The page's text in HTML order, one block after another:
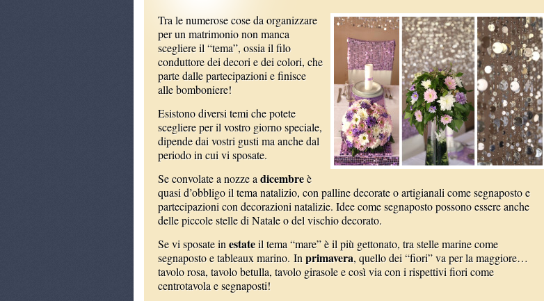
Tra le numerose cose da organizzare
per un matrimonio non manca
scegliere il “tema”, ossia il filo
conduttore dei decori e dei colori, che
parte dalle partecipazioni e finisce
alle bomboniere!
Esistono diversi temi che potete
scegliere per il vostro giorno speciale,
dipende dai vostri gusti ma anche dal
periodo in cui vi sposate.
Se convolate a nozze adicembreè
quasi d’obbligo il tema natalizio, con palline decorate o artigianali come segnaposto e
partecipazioni con decorazioni natalizie. Idee come segnaposto possono essere anche
delle piccole stelle di Natale o del vischio decorato.
Se vi sposate inestateil tema “mare” è il più gettonato, tra stelle marine come
segnaposto e tableaux marino. Inprimavera, quello dei “fiori” va per la maggiore…
tavolo rosa, tavolo betulla, tavolo girasole e così via con i rispettivi fiori come
centrotavola e segnaposti!